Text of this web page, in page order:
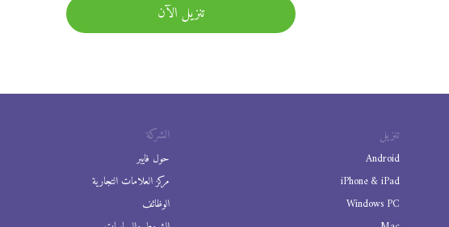
تنزيل الآن
الشركة
حول فايبر
مركز العلامات التجارية
الوظائف
تنزيل
Android
iPhone & iPad
Windows PC